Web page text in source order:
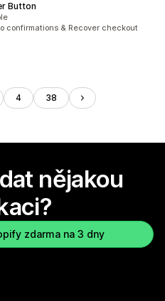
Button
confirmations & Recover checkout
4 38
nějakou
zdarma na 3 dny